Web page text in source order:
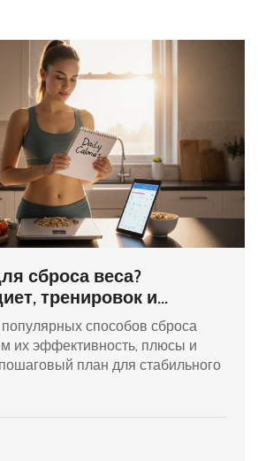
сброса веса?
тренировок и
способов сброса
их эффективность, плюсы и
план для стабильного